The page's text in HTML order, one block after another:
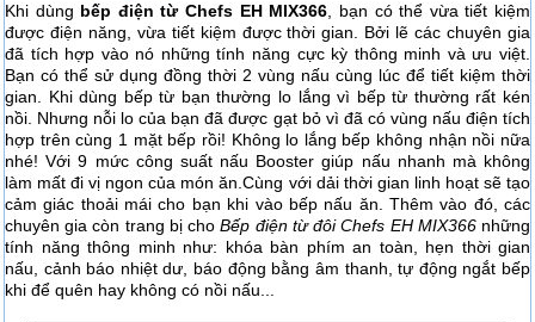
Khi dùng bếp điện từ Chefs EH MIX366, bạn có thể vừa tiết kiệm
được điện năng, vừa tiết kiệm được thời gian. Bởi lẽ các chuyên gia
đã tích hợp vào nó những tính năng cực kỳ thông minh và ưu việt.
Bạn có thể sử dụng đồng thời 2 vùng nấu cùng lúc để tiết kiệm thời
gian. Khi dùng bếp từ bạn thường lo lắng vì bếp từ thường rất kén
nồi. Nhưng nỗi lo của bạn đã được gạt bỏ vì đã có vùng nấu điện tích
hợp trên cùng 1 mặt bếp rồi! Không lo lắng bếp không nhận nồi nữa
nhé! Với 9 mức công suất nấu Booster giúp nấu nhanh mà không
làm mất đi vị ngon của món ăn.Cùng với dải thời gian linh hoạt sẽ tạo
cảm giác thoải mái cho bạn khi vào bếp nấu ăn. Thêm vào đó, các
chuyên gia còn trang bị choBếp điện từ đôi Chefs EH MIX366những
tính năng thông minh như: khóa bàn phím an toàn, hẹn thời gian
nấu, cảnh báo nhiệt dư, báo động bằng âm thanh, tự động ngắt bếp
khi để quên hay không có nồi nấu...